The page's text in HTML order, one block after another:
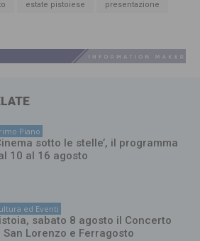
estate pistoiese presentazione
Piano
sotto le stelle’, il programma
10 al 16 agosto
ed Eventi
sabato 8 agosto il Concerto
San Lorenzo e Ferragosto